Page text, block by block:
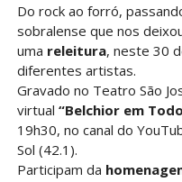
Do rock ao forró,
sobralense que nos
uma releitura, neste 30
diferentes artistas.
Gravado no Teatro São
virtual “Belchior em
19h30, no canal do
Sol (42.1).
Participam da